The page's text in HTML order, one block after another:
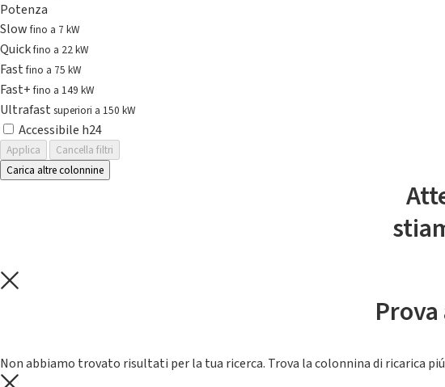
Potenza
Slowfino a 7 kW
Quickfino a 22 kW
Fastfino a 75 kW
Fast+fino a 149 kW
Ultrafast superiori a 150 kW
Accessibile h24
Applica
Cancella filtri
Carica altre colonnine
Non abbiamo trovato risultati per la tua ricerca. Trova la colonnina di ricarica